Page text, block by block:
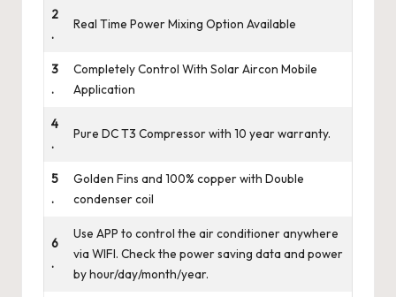
2
.
Real Time Power Mixing Option Available
3
.
Completely Control With Solar Aircon Mobile
Application
4
.
Pure DC T3 Compressor with 10 year warranty.
5
.
Golden Fins and 100% copper with Double
condenser coil
6
.
Use APP to control the air conditioner anywhere
via WIFI. Check the power saving data and power
by hour/day/month/year.